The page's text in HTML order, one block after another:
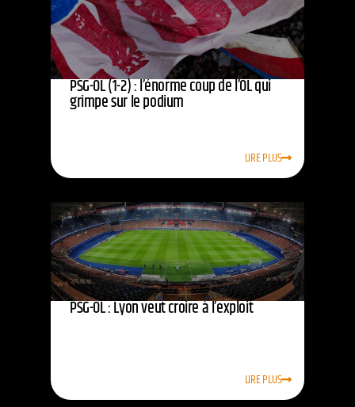
PSG-OL (1-2) : l’énorme coup de l’OL qui
grimpe sur le podium
LIRE PLUS
PSG-OL : Lyon veut croire à l’exploit
LIRE PLUS